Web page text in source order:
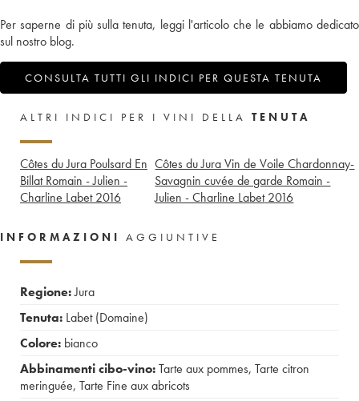
Per saperne di più sulla tenuta, leggi l'articolo che le abbiamo dedicato
sul nostro blog.
CONSULTA TUTTI GLI INDICI PER QUESTA TENUTA
ALTRI INDICI PER I VINI DELLA TENUTA
Côtes du Jura Poulsard En
Billat Romain - Julien -
Charline Labet 2016
Côtes du Jura Vin de Voile Chardonnay-
Savagnin cuvée de garde Romain -
Julien - Charline Labet 2016
INFORMAZIONI AGGIUNTIVE
Regione:Jura
Tenuta: Labet (Domaine)
Colore: bianco
Abbinamenti cibo-vino:Tarte aux pommes, Tarte citron
meringuée, Tarte Fine aux abricots